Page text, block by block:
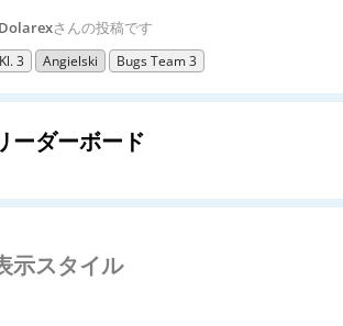
Dolarexさんの投稿です
Kl. 3 Angielski Bugs Team 3
ーダーボード
示スタイル